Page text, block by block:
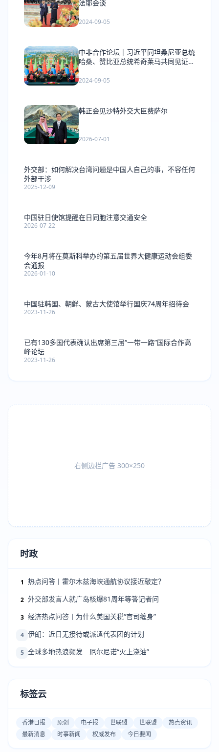
法耶会谈
2024-09-05
中非合作论坛｜习近平同坦桑尼亚总统
哈桑、赞比亚总统希奇莱马共同见证签
2024-09-05
韩正会见沙特外交大臣费萨尔
2026-07-01
外交部：如何解决台湾问题是中国人自己的事，不容任何
外部干涉
2025-12-09
中国驻日使馆提醒在日同胞注意交通安全
2026-07-22
今年8月将在莫斯科举办的第五届世界大健康运动会组委
会通报
2026-01-10
中国驻韩国、朝鲜、蒙古大使馆举行国庆74周年招待会
2023-11-26
已有130多国代表确认出席第三届“一带一路”国际合作高
峰论坛
2023-11-26
右侧边栏广告 300×250
时政
1 热点问答丨霍尔木兹海峡通航协议接近敲定？
2 外交部发言人就广岛核爆81周年等答记者问
3 经济热点问答丨为什么美国关税“官司缠身”
4 伊朗：近日无接待或派遣代表团的计划
5 全球多地热浪频发 厄尔尼诺“火上浇油”
标签云
香港日报 原创 电子报 世联盟 世联盟
热点资讯
最新消息
时事新闻 权威发布 今日要闻